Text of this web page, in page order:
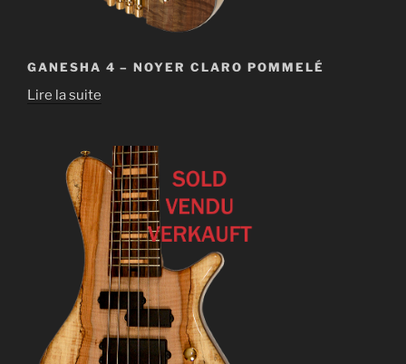
GANESHA 4 – NOYER CLARO POMMELÉ
Lire la suite